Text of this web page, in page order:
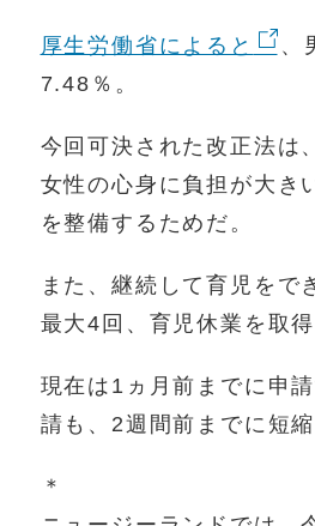
厚生労働省によると
、
7.48％。
今回可決された改正法は
女性の心身に負担が大き
を整備するためだ。
また、継続して育児をで
最大4回、育児休業を取
現在は1ヵ月前までに申
請も、2週間前までに短縮
＊